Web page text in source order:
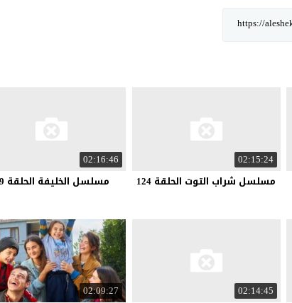
02:15:24
مسلسل شراب التوت الحلقة 124
02:16:46
مسلسل الخليفة الحلقة 19
02:14:45
02:09:27